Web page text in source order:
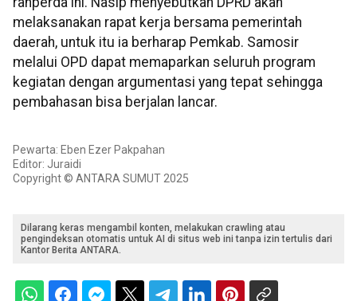
melaksanakan rapat kerja bersama pemerintah
daerah, untuk itu ia berharap Pemkab. Samosir
melalui OPD dapat memaparkan seluruh program
kegiatan dengan argumentasi yang tepat sehingga
pembahasan bisa berjalan lancar.
Pewarta: Eben Ezer Pakpahan
Editor: Juraidi
Copyright © ANTARA SUMUT 2025
Dilarang keras mengambil konten, melakukan crawling atau
pengindeksan otomatis untuk AI di situs web ini tanpa izin tertulis dari
Kantor Berita ANTARA.